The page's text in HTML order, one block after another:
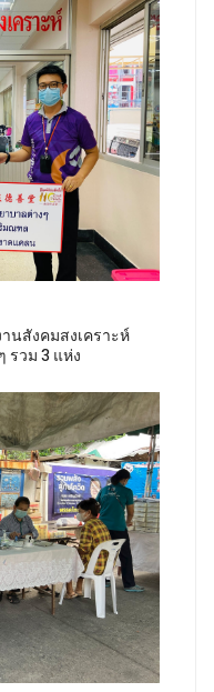
นสังคมสงเคราะห์
รวม 3 แห่ง